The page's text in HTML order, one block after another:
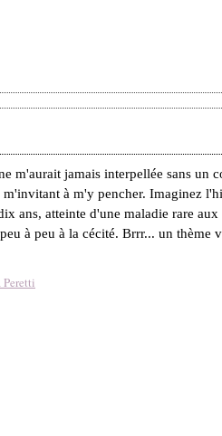
m'aurait jamais interpellée sans un
à m'y pencher. Imaginez
ans, atteinte d'une maladie rare
à peu à la cécité. Brrr... un thème
Peretti